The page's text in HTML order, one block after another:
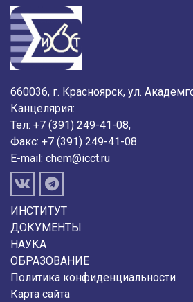
660036, г. Красноярск, ул.
Канцелярия:
Тел: +7 (391) 249-41-08,
Факс: +7 (391) 249-41-08
E-mail: chem@icct.ru
ИНСТИТУТ
ДОКУМЕНТЫ
НАУКА
ОБРАЗОВАНИЕ
Политика конфиденциальности
Карта сайта